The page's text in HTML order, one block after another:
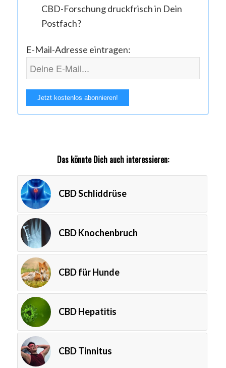
CBD-Forschung druckfrisch in Dein
Postfach?
E-Mail-Adresse eintragen:
Das könnte Dich auch interessieren:
CBD Schliddrüse
CBD Knochenbruch
CBD für Hunde
CBD Hepatitis
CBD Tinnitus